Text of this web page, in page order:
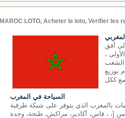
MAROC LOTO, Acheter le loto, Verifier
أفق
،
الشغب
توزيع
السياحة في المغرب
بالمغرب الذي يتوفر على شبكة طرقية
الدولية بكل من [، ، فاس، أكادير، مراكش، طنجة، وجدة